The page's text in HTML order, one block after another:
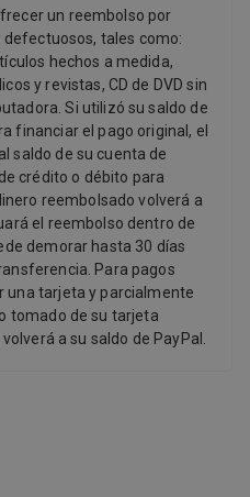
un reembolso por
tales como:
hechos a medida,
y revistas, CD de DVD sin
Si utilizó su saldo de
financiar el pago original, el
saldo de su cuenta de
crédito o débito para
reembolsado volverá a
el reembolso dentro de
demorar hasta 30 días
Para pagos
una tarjeta y parcialmente
tomado de su tarjeta
a su saldo de PayPal.